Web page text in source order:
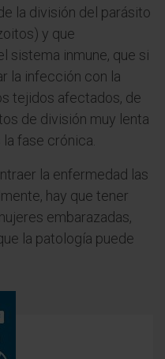
la división del parásito
y que
sistema inmune, que si
la infección con la
tejidos afectados, de
de división muy lenta
fase crónica.
la enfermedad las
hay que tener
embarazadas,
la patología puede